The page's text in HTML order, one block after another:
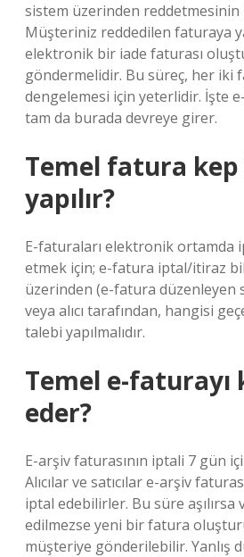
sistem üzerinden
Müşteriniz reddedilen faturaya
elektronik bir iade faturası
göndermelidir. Bu süreç, her iki
dengelemesi için yeterlidir. İşte
tam da burada devreye girer.
Temel fatura kep
yapılır?
E-faturaları elektronik ortamda
etmek için; e-fatura iptal/itiraz
üzerinden (e-fatura düzenleyen
veya alıcı tarafından, hangisi
talebi yapılmalıdır.
Temel e-
eder?
E-arşiv faturasının iptali 7 gün
Alıcılar ve satıcılar e-arşiv
iptal edebilirler. Bu süre
edilmezse yeni bir fatura
müşteriye gönderilebilir. Yanlış